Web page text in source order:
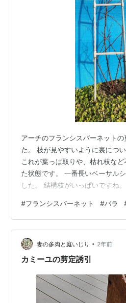
アーチのフランシスバーネット
た。 枝が見やすいように裏につ
これが葉っぱ取りや、枯れ枝な
た状態です。 一番長いベーサル
した。 結構枝がいっぱいですね
で切ります。 途中経過です。 わ
やすいですね。 はみ出した部分
下側 全体像はこんな感じに。 ま
めることができたでしょうか。
ォレに比べると枝が柔らかくて誘
#フランシスバーネット #バラ
妻の多肉と庭いじり • 2年前
カミーユの剪定誘引